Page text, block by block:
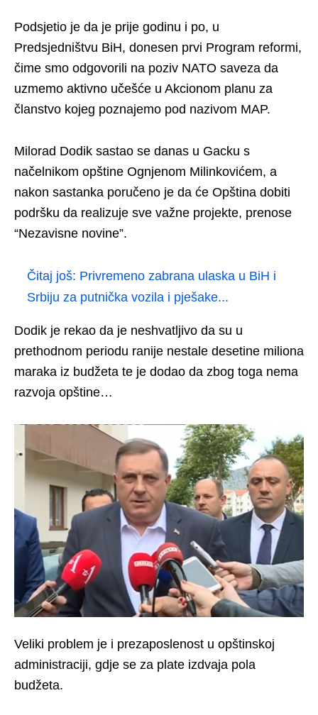
Podsjetio je da je prije godinu i po, u
Predsjedništvu BiH, donesen prvi Program reformi,
čime smo odgovorili na poziv NATO saveza da
uzmemo aktivno učešće u Akcionom planu za
članstvo kojeg poznajemo pod nazivom MAP.
Milorad Dodik sastao se danas u Gacku s
načelnikom opštine Ognjenom Milinkovićem, a
nakon sastanka poručeno je da će Opština dobiti
podršku da realizuje sve važne projekte, prenose
“Nezavisne novine”.
Čitaj još: Privremeno zabrana ulaska u BiH i
Srbiju za putnička vozila i pješake...
Dodik je rekao da je neshvatljivo da su u
prethodnom periodu ranije nestale desetine miliona
maraka iz budžeta te je dodao da zbog toga nema
razvoja opštine…
Veliki problem je i prezaposlenost u opštinskoj
administraciji, gdje se za plate izdvaja pola
budžeta.